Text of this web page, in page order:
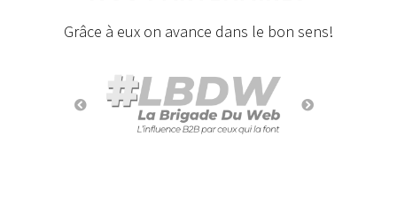
Grâce à eux on avance dans le bon sens!